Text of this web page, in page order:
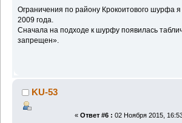
Ограничения по району Крокоитового шурфа
2009 года.
Сначала на подходе к шурфу появилась
запрещен».
KU-53
« Ответ #6 : 02 Ноября 2015,